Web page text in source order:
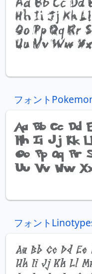
フォント
フォント